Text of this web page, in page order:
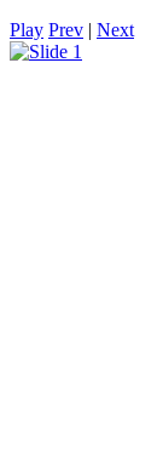
Play Prev | Next